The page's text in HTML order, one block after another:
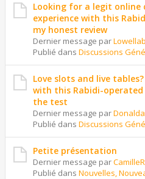
Looking for a legit online
experience with this
my honest review
Dernier message par
Publié dans Discussions
Love slots and live
with this Rabidi-operated
the test
Dernier message par
Publié dans Discussions
Petite présentation
Dernier message par
Publié dans Nouvelles,